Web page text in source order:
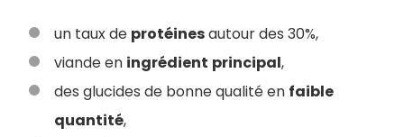
un taux de protéinesautour des 30%,
viande en ingrédient principal,
des glucides de bonne qualité en faible
quantité,